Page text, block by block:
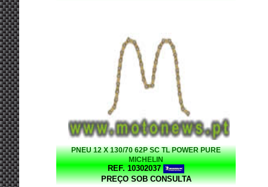
PNEU 12 X 130/70 62P SC TL POWER PURE
MICHELIN
REF. 10302037
PREÇO SOB CONSULTA